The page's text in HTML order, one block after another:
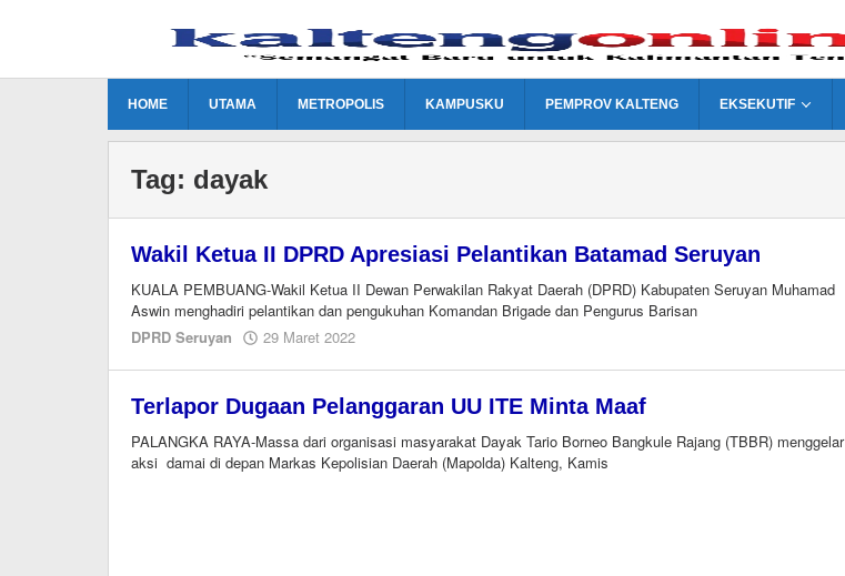
HOME UTAMA METROPOLIS KAMPUSKU PEMPROV KALTENG EKSEKUTIF
Tag: dayak
Wakil Ketua II DPRD Apresiasi Pelantikan Batamad Seruyan
KUALA PEMBUANG-Wakil Ketua II Dewan Perwakilan Rakyat Daerah (DPRD) Kabupaten Seruyan Muhamad
Aswin menghadiri pelantikan dan pengukuhan Komandan Brigade dan Pengurus Barisan
DPRD Seruyan
29 Maret 2022
kaltengonline.com
Terlapor Dugaan Pelanggaran UU ITE Minta Maaf
PALANGKA RAYA-Massa dari orga­nisasi masyarakat Dayak Tario Borneo Bangkule Rajang (TBBR) menggelar
aksi damai di depan Markas Kepolisian Daerah (Mapolda) Kalteng, Kamis